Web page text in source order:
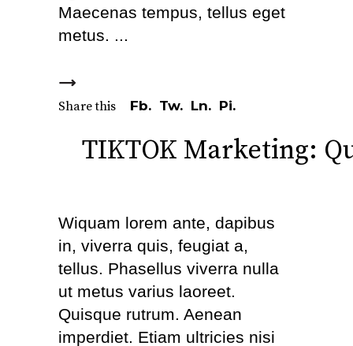
Maecenas tempus, tellus eget
metus.
Share this Fb. Tw. Ln. Pi.
TIKTOK Marketing:
Wiquam lorem ante, dapibus
in, viverra quis, feugiat a,
tellus. Phasellus viverra nulla
ut metus varius laoreet.
Quisque rutrum. Aenean
imperdiet. Etiam ultricies nisi